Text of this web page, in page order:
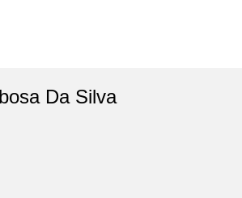
Da Silva